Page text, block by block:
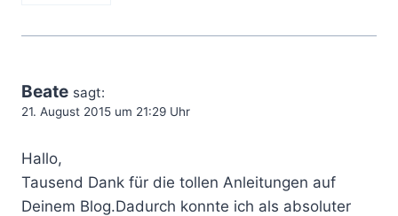
Beate sagt:
21. August 2015 um 21:29 Uhr
Hallo,
Tausend Dank für die tollen Anleitungen auf
Deinem Blog.Dadurch konnte ich als absoluter